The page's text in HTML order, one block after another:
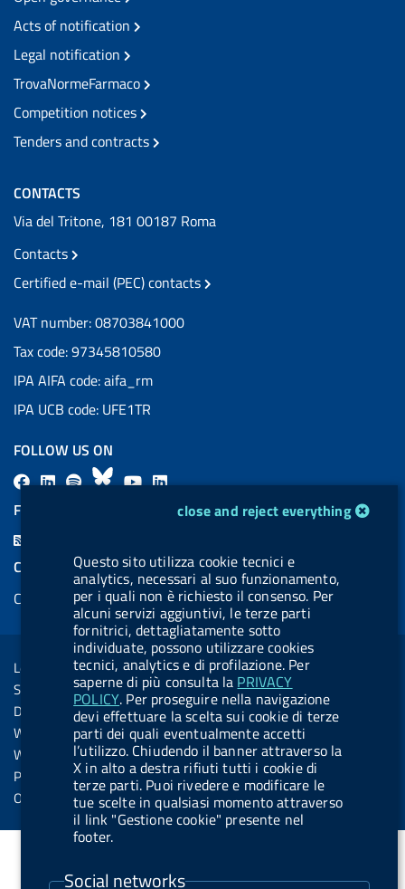
cookie management moduleclose and reject everything
Questo sito utilizza cookie tecnici e
analytics, necessari al suo funzionamento,
per i quali non è richiesto il consenso. Per
alcuni servizi aggiuntivi, le terze parti
fornitrici, dettagliatamente sotto
individuate, possono utilizzare cookies
tecnici, analytics e di profilazione. Per
saperne di più consulta la PRIVACY
POLICY. Per proseguire nella navigazione
devi effettuare la scelta sui cookie di terze
parti dei quali eventualmente accetti
l’utilizzo. Chiudendo il banner attraverso la
X in alto a destra rifiuti tutti i cookie di
terze parti. Puoi rivedere e modificare le
tue scelte in qualsiasi momento attraverso
il link "Gestione cookie" presente nel
footer.
Social networks
Acts of notification
Legal notification
TrovaNormeFarmaco
Competition notices
Tenders and contracts
CONTACTS
Via del Tritone, 181 00187 Roma
Contacts
Certified e-mail (PEC) contacts
VAT number: 08703841000
Tax code: 97345810580
IPA AIFA code: aifa_rm
IPA UCB code: UFE1TR
FOLLOW US ON
F
L
l
l
.
b
u
t
t
o
n
.
s
p
o
B
s
k
y
Y
u
b
e
L
k
e
d
i
n
FEED RSS
COOKIES
Cookie management
Sezione Link Utili
Legal notice
Social Media Policy
Dichiarazione di accessibilità
Web accessibility
Website statistics
Privacy
Online services